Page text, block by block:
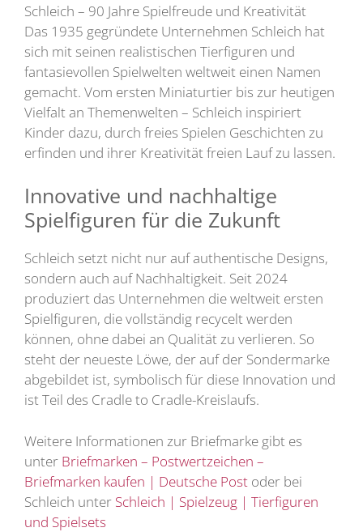
Schleich – 90 Jahre Spielfreude und Kreativität
Das 1935 gegründete Unternehmen Schleich hat
sich mit seinen realistischen Tierfiguren und
fantasievollen Spielwelten weltweit einen Namen
gemacht. Vom ersten Miniaturtier bis zur heutigen
Vielfalt an Themenwelten – Schleich inspiriert
Kinder dazu, durch freies Spielen Geschichten zu
erfinden und ihrer Kreativität freien Lauf zu lassen.
Innovative und nachhaltige
Spielfiguren für die Zukunft
Schleich setzt nicht nur auf authentische Designs,
sondern auch auf Nachhaltigkeit. Seit 2024
produziert das Unternehmen die weltweit ersten
Spielfiguren, die vollständig recycelt werden
können, ohne dabei an Qualität zu verlieren. So
steht der neueste Löwe, der auf der Sondermarke
abgebildet ist, symbolisch für diese Innovation und
ist Teil des Cradle to Cradle-Kreislaufs.
Weitere Informationen zur Briefmarke gibt es
unter Briefmarken – Postwertzeichen –
Briefmarken kaufen | Deutsche Post oder bei
Schleich unter Schleich | Spielzeug | Tierfiguren
und Spielsets